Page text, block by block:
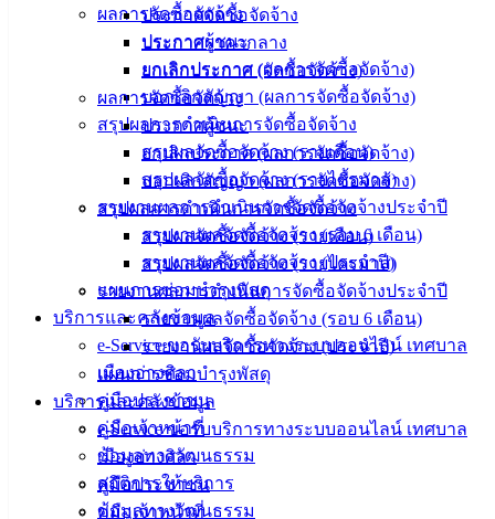
ผลการจัดซื้อจัดจ้าง
ประกาศผู้ชนะ
ยกเลิกประกาศ (ผลการจัดซื้อจัดจ้าง)
บอกเลิกสัญญา (ผลการจัดซื้อจัดจ้าง)
สรุปผลการดำเนินการจัดซื้อจัดจ้าง
สรุปผลจัดซื้อจัดจ้าง (รายเดือน)
สรุปผลจัดซื้อจัดจ้าง (รายไตรมาส)
รายงานผลการดำเนินการจัดซื้อจัดจ้างประจำปี
รายงานผลจัดซื้อจัดจ้าง (รอบ 6 เดือน)
รายงานผลจัดซื้อจัดจ้าง (ประจำปี)
แผนการซ่อมบำรุงพัสดุ
บริการและคลังข้อมูล
e-Service ขอรับบริการทางระบบออนไลน์ เทศบาล
เมืองอ่างศิลา
คู่มือประชาชน
คู่มือเจ้าหน้าที่
ข้อมูลทางวัฒนธรรม
สถิติการให้บริการ
ข้อมูลทางวัฒนธรรม
ประกาศจัดซื้อจัดจ้าง
ประกาศราคากลาง
ยกเลิกประกาศ (จัดซื้อจัดจ้าง)
ผลการจัดซื้อจัดจ้าง
ประกาศผู้ชนะ
ยกเลิกประกาศ (ผลการจัดซื้อจัดจ้าง)
บอกเลิกสัญญา (ผลการจัดซื้อจัดจ้าง)
สรุปผลการดำเนินการจัดซื้อจัดจ้าง
สรุปผลจัดซื้อจัดจ้าง (รายเดือน)
สรุปผลจัดซื้อจัดจ้าง (รายไตรมาส)
รายงานผลการดำเนินการจัดซื้อจัดจ้างประจำปี
รายงานผลจัดซื้อจัดจ้าง (รอบ 6 เดือน)
รายงานผลจัดซื้อจัดจ้าง (ประจำปี)
แผนการซ่อมบำรุงพัสดุ
บริการและคลังข้อมูล
e-Service ขอรับบริการทางระบบออนไลน์ เทศบาล
เมืองอ่างศิลา
คู่มือประชาชน
คู่มือเจ้าหน้าที่
ข่าวสาร
อิเล็กทรอนิกส์
ความรู้
(Knowledge
Management)
สายตรง
นายก
ประวัติ
เทศบาล
ผู้บริหาร
และ
หัวหน้า
ส่วน
ราชการ